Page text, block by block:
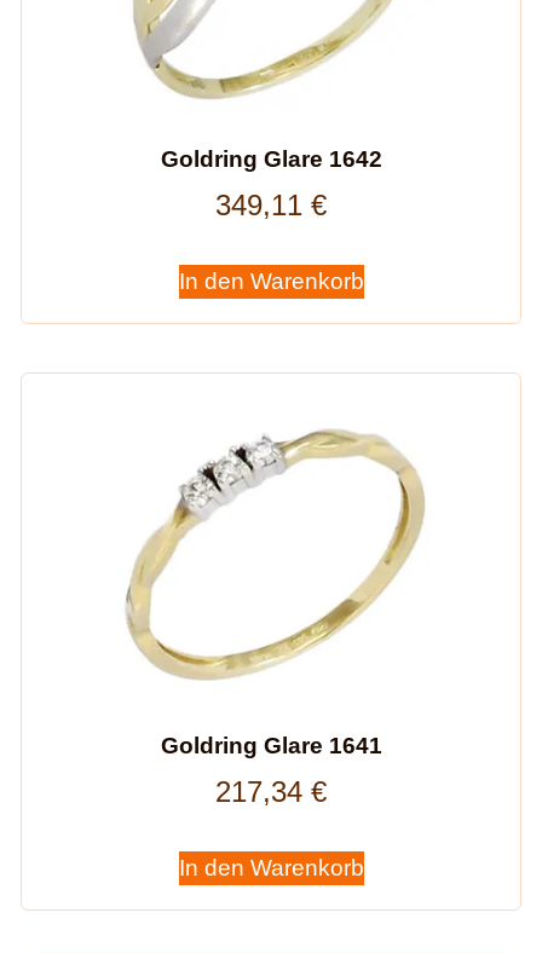
Goldring Glare 1642
349,11 €
In den Warenkorb
Goldring Glare 1641
217,34 €
In den Warenkorb